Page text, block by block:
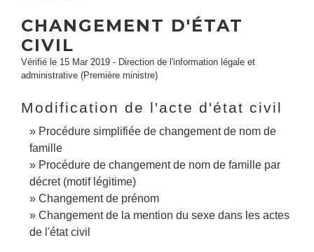
CHANGEMENT D'ÉTAT
CIVIL
Vérifié le 15 Mar 2019 - Direction de l'information légale et
administrative (Première ministre)
Modification de l'acte d'état civil
Procédure simplifiée de changement de nom de
famille
Procédure de changement de nom de famille par
décret (motif légitime)
Changement de prénom
Changement de la mention du sexe dans les actes
de l'état civil